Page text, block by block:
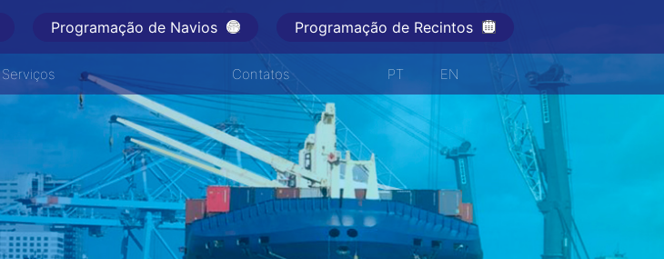
Programação de Navios Programação de Recintos
Serviços Contatos PT EN